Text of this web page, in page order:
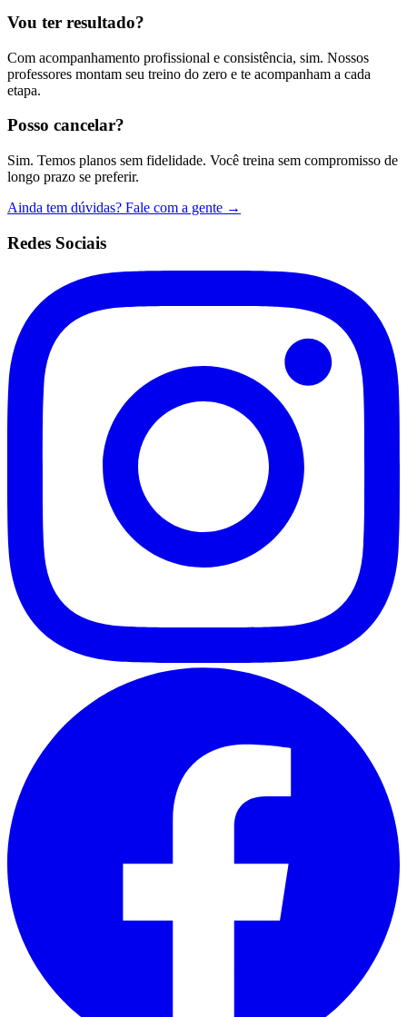
Vou ter resultado?
Com acompanhamento profissional e consistência, sim. Nossos
professores montam seu treino do zero e te acompanham a cada
etapa.
Posso cancelar?
Sim. Temos planos sem fidelidade. Você treina sem compromisso de
longo prazo se preferir.
Ainda tem dúvidas? Fale com a gente →
Redes Sociais